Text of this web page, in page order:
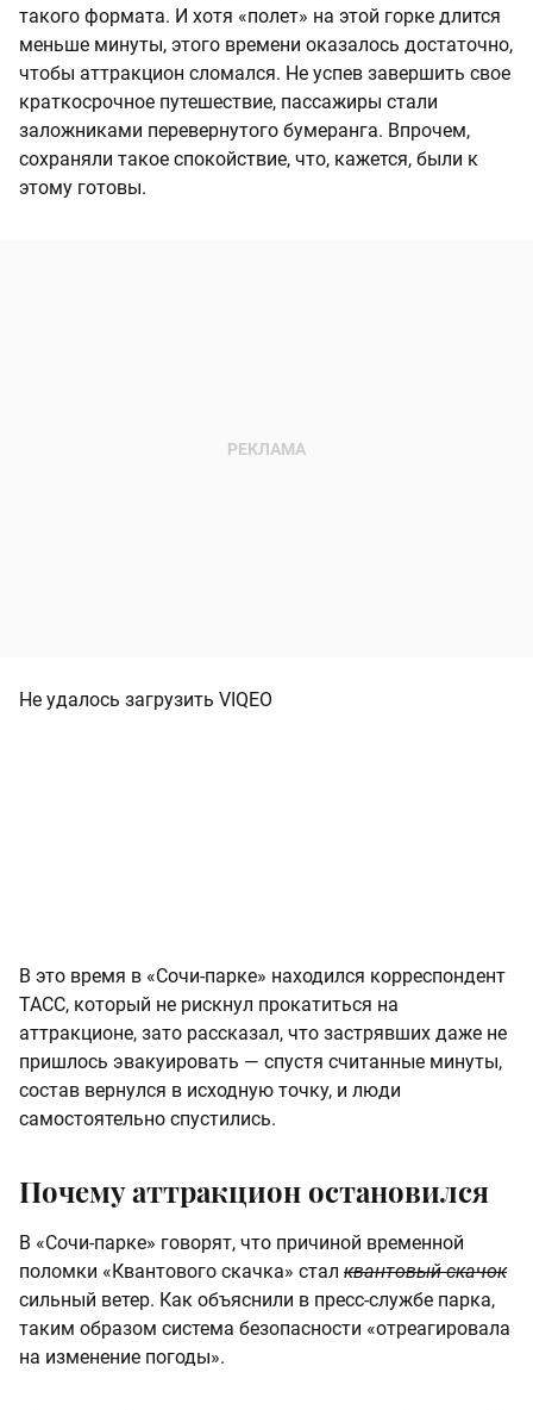
такого формата. И хотя «полет» на этой горке длится
меньше минуты, этого времени оказалось достаточно,
чтобы аттракцион сломался. Не успев завершить свое
краткосрочное путешествие, пассажиры стали
заложниками перевернутого бумеранга. Впрочем,
сохраняли такое спокойствие, что, кажется, были к
этому готовы.
Не удалось загрузить VIQEO
В это время в «Сочи-парке» находился корреспондент
ТАСС, который не рискнул прокатиться на
аттракционе, зато рассказал, что застрявших даже не
пришлось эвакуировать — спустя считанные минуты,
состав вернулся в исходную точку, и люди
самостоятельно спустились.
Почему аттракцион остановился
В «Сочи-парке» говорят, что причиной временной
поломки «Квантового скачка» стал квантовый скачок
сильный ветер. Как объяснили в пресс-службе парка,
таким образом система безопасности «отреагировала
на изменение погоды».